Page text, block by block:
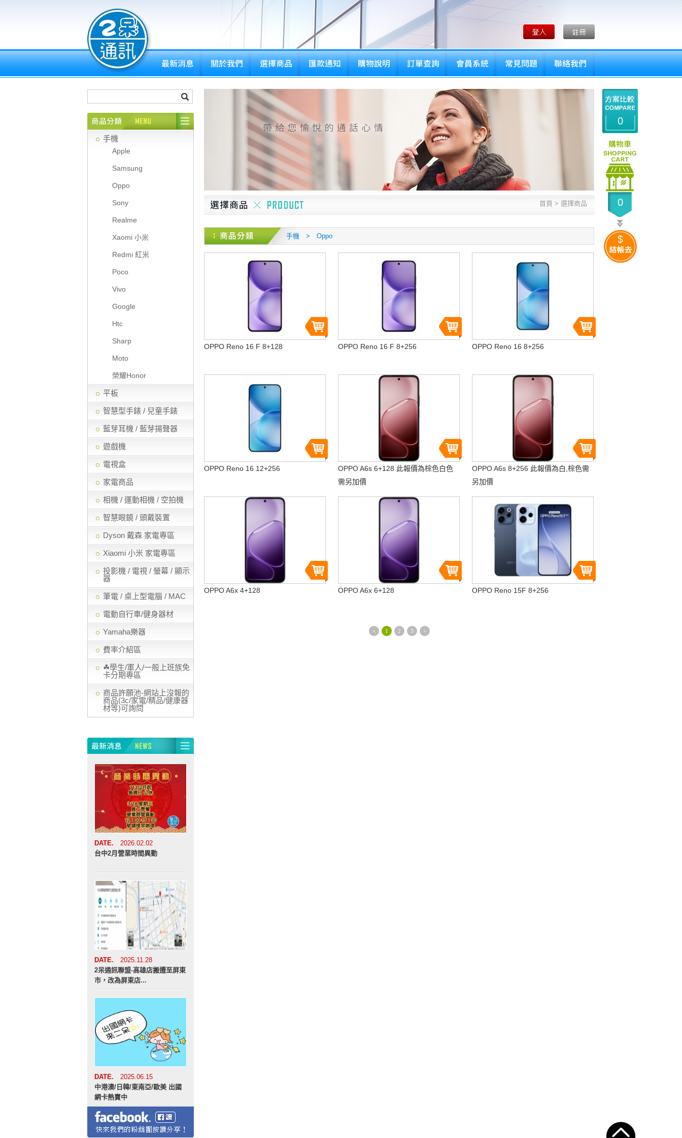
首頁 > 選擇商品
手機
Apple
Samsung
Oppo
Sony
Realme
Xaomi 小米
Redmi 紅米
Poco
Vivo
Google
Htc
Sharp
Moto
榮耀Honor
平板
智慧型手錶 / 兒童手錶
藍芽耳機 / 藍芽揚聲器
遊戲機
電視盒
家電商品
相機 / 運動相機 / 空拍機
智慧眼鏡 / 頭戴裝置
Dyson 戴森 家電專區
Xiaomi 小米 家電專區
投影機 / 電視 / 螢幕 / 顯示
器
筆電 / 桌上型電腦 / MAC
電動自行車/健身器材
Yamaha樂器
費率介紹區
☘學生/軍人/一般上班族免
卡分期專區
商品許願池-網站上沒報的
商品(3c/家電/精品/健康器
材等)可詢問
DATE. 2026.02.02
台中2月營業時間異動
DATE. 2025.11.28
2呆通訊聯盟-高雄店搬遷至屏東
市，改為屏東店...
DATE. 2025.06.15
中港澳/日韓/東南亞/歐美 出國
網卡熱賣中
手機 > Oppo
OPPO Reno 16 F 8+128 OPPO Reno 16 F 8+256 OPPO Reno 16 8+256
OPPO Reno 16 12+256
OPPO A6s 6+128 此報價為棕色白色
需另加價
OPPO A6s 8+256 此報價為白,棕色需
另加價
OPPO A6x 4+128 OPPO A6x 6+128 OPPO Reno 15F 8+256
< 1 2 3 >
0
0